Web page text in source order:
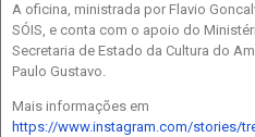
A oficina, ministrada por Flavio
SÓIS, e conta com o apoio do
Secretaria de Estado da Cultura do
Paulo Gustavo.
Mais informações em
https://www.instagram.com/stories/